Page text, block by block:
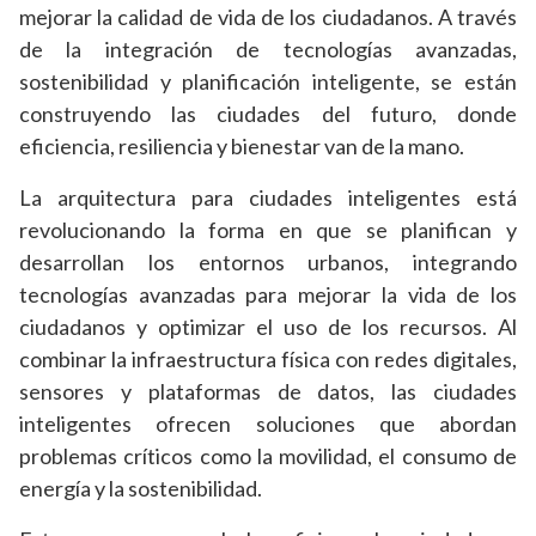
mejorar la calidad de vida de los ciudadanos. A través
de la integración de tecnologías avanzadas,
sostenibilidad y planificación inteligente, se están
construyendo las ciudades del futuro, donde
eficiencia, resiliencia y bienestar van de la mano.
La arquitectura para ciudades inteligentes está
revolucionando la forma en que se planifican y
desarrollan los entornos urbanos, integrando
tecnologías avanzadas para mejorar la vida de los
ciudadanos y optimizar el uso de los recursos. Al
combinar la infraestructura física con redes digitales,
sensores y plataformas de datos, las ciudades
inteligentes ofrecen soluciones que abordan
problemas críticos como la movilidad, el consumo de
energía y la sostenibilidad.